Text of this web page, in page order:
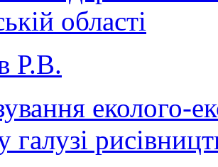
області
Р.В.
еколого-
галузі